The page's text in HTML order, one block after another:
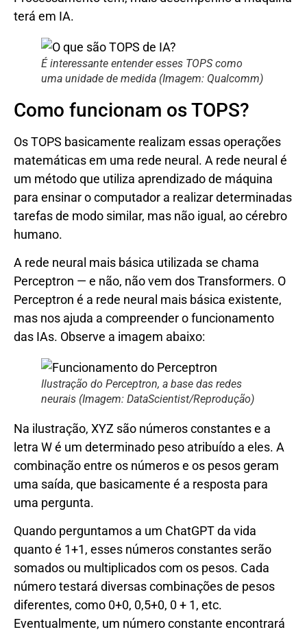
terá em IA.
É interessante entender esses TOPS como
uma unidade de medida (Imagem: Qualcomm)
Como funcionam os TOPS?
Os TOPS basicamente realizam essas operações
matemáticas em uma rede neural. A rede neural é
um método que utiliza aprendizado de máquina
para ensinar o computador a realizar determinadas
tarefas de modo similar, mas não igual, ao cérebro
humano.
A rede neural mais básica utilizada se chama
Perceptron — e não, não vem dos Transformers. O
Perceptron é a rede neural mais básica existente,
mas nos ajuda a compreender o funcionamento
das IAs. Observe a imagem abaixo:
Ilustração do Perceptron, a base das redes
neurais (Imagem: DataScientist/Reprodução)
Na ilustração, XYZ são números constantes e a
letra W é um determinado peso atribuído a eles. A
combinação entre os números e os pesos geram
uma saída, que basicamente é a resposta para
uma pergunta.
Quando perguntamos a um ChatGPT da vida
quanto é 1+1, esses números constantes serão
somados ou multiplicados com os pesos. Cada
número testará diversas combinações de pesos
diferentes, como 0+0, 0,5+0, 0 + 1, etc.
Eventualmente, um número constante encontrará